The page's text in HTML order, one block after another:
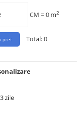
CM =0 m2
Total:0
zile